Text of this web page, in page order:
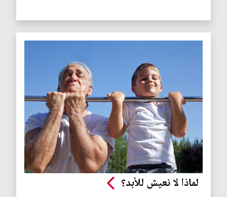
لماذا لا نعيش للأبد؟